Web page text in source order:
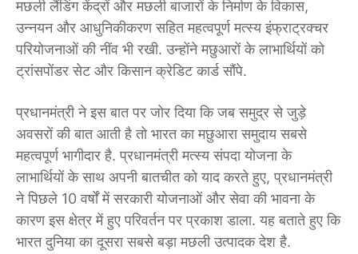
मछली लैंडिंग केंद्रों और मछली बाजारों के निर्माण के विकास,
उन्नयन और आधुनिकीकरण सहित महत्वपूर्ण मत्स्य इंफ्राट्रक्चर
परियोजनाओं की नींव भी रखी. उन्होंने मछुआरों के लाभार्थियों को
ट्रांसपोंडर सेट और किसान क्रेडिट कार्ड सौंपे.
प्रधानमंत्री ने इस बात पर जोर दिया कि जब समुद्र से जुड़े
अवसरों की बात आती है तो भारत का मछुआरा समुदाय सबसे
महत्वपूर्ण भागीदार है. प्रधानमंत्री मत्स्य संपदा योजना के
लाभार्थियों के साथ अपनी बातचीत को याद करते हुए, प्रधानमंत्री
ने पिछले 10 वर्षों में सरकारी योजनाओं और सेवा की भावना के
कारण इस क्षेत्र में हुए परिवर्तन पर प्रकाश डाला. यह बताते हुए कि
भारत दुनिया का दूसरा सबसे बड़ा मछली उत्पादक देश है.